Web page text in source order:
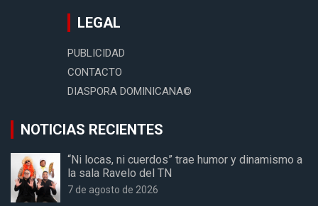
LEGAL
PUBLICIDAD
CONTACTO
DIASPORA DOMINICANA©
NOTICIAS RECIENTES
“Ni locas, ni cuerdos” trae humor y dinamismo a
la sala Ravelo del TN
7 de agosto de 2026